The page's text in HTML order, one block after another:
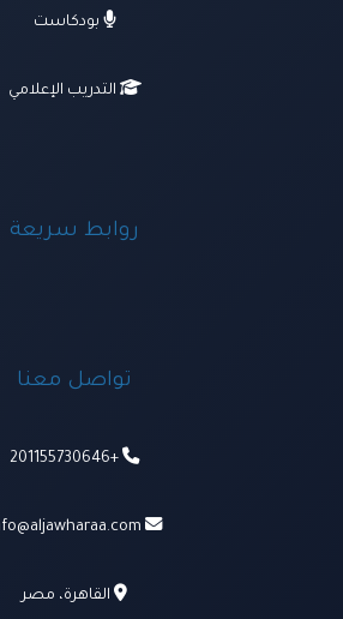
بودكاست
التدريب الإعلامي
روابط سريعة
تواصل معنا
+201155730646
القاهرة، مصر